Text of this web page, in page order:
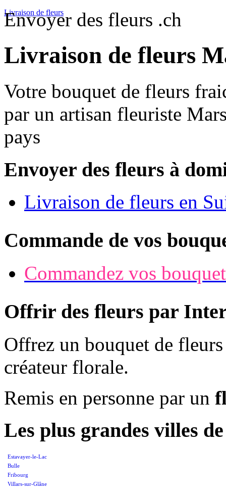
Livraison de fleurs
Envoyer des fleurs .ch
Livraison de fleurs
Votre bouquet de fleurs
par un artisan fleuriste
pays
Envoyer des fleurs à
Livraison de fleurs en
Commande de vos
Commandez vos
Offrir des fleurs par
Offrez un bouquet de
créateur florale.
Remis en personne par un
Les plus grandes villes
Estavayer-le-Lac
Bulle
Fribourg
Villars-sur-Glâne